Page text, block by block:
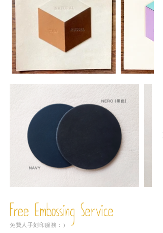
Free Embossing Service
免費人手刻印服務：）